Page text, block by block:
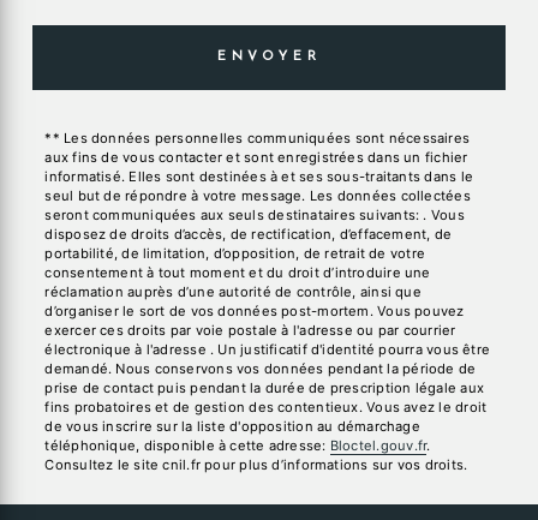
ENVOYER
** Les données personnelles communiquées sont nécessaires
aux fins de vous contacter et sont enregistrées dans un fichier
informatisé. Elles sont destinées à et ses sous-traitants dans le
seul but de répondre à votre message. Les données collectées
seront communiquées aux seuls destinataires suivants: . Vous
disposez de droits d’accès, de rectification, d’effacement, de
portabilité, de limitation, d’opposition, de retrait de votre
consentement à tout moment et du droit d’introduire une
réclamation auprès d’une autorité de contrôle, ainsi que
d’organiser le sort de vos données post-mortem. Vous pouvez
exercer ces droits par voie postale à l'adresse ou par courrier
électronique à l'adresse . Un justificatif d'identité pourra vous être
demandé. Nous conservons vos données pendant la période de
prise de contact puis pendant la durée de prescription légale aux
fins probatoires et de gestion des contentieux. Vous avez le droit
de vous inscrire sur la liste d'opposition au démarchage
téléphonique, disponible à cette adresse: Bloctel.gouv.fr.
Consultez le site cnil.fr pour plus d’informations sur vos droits.